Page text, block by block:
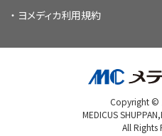
ヨメディカ利用規約
Copyright ©
MEDICUS
All Rights